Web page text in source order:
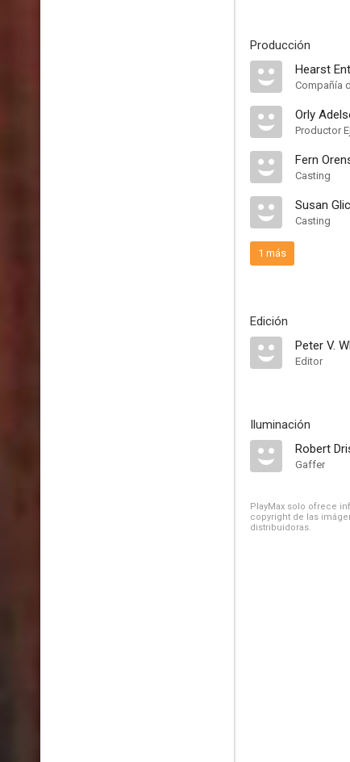
Producción
Hearst
Compañía
Orly
Productor
Fern
Casting
Susan
Casting
1 más
Edición
Peter V.
Editor
Iluminación
Robert
Gaffer
PlayMax solo ofrece
copyright de las
distribuidoras.